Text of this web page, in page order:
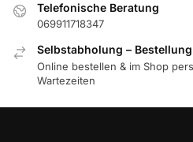
Telefonische Beratung
069911718347
Selbstabholung –
Online bestellen & im Shop
Wartezeiten